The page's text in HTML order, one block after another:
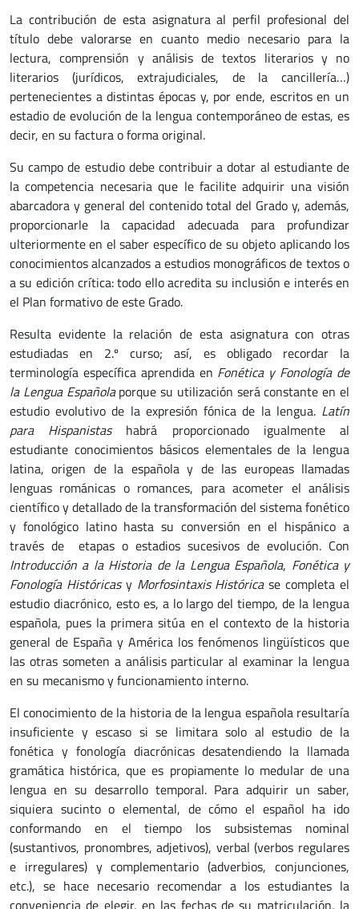
La contribución de esta asignatura al perfil profesional del
título debe valorarse en cuanto medio necesario para la
lectura, comprensión y análisis de textos literarios y no
literarios (jurídicos, extrajudiciales, de la cancillería…)
pertenecientes a distintas épocas y, por ende, escritos en un
estadio de evolución de la lengua contemporáneo de estas, es
decir, en su factura o forma original.
Su campo de estudio debe contribuir a dotar al estudiante de
la competencia necesaria que le facilite adquirir una visión
abarcadora y general del contenido total del Grado y, además,
proporcionarle la capacidad adecuada para profundizar
ulteriormente en el saber específico de su objeto aplicando los
conocimientos alcanzados a estudios monográficos de textos o
a su edición crítica: todo ello acredita su inclusión e interés en
el Plan formativo de este Grado.
Resulta evidente la relación de esta asignatura con otras
estudiadas en 2.º curso; así, es obligado recordar la
terminología específica aprendida en Fonética y Fonología de
la Lengua Españolaporque su utilización será constante en el
estudio evolutivo de la expresión fónica de la lengua. Latín
para Hispanistashabrá proporcionado igualmente al
estudiante conocimientos básicos elementales de la lengua
latina, origen de la española y de las europeas llamadas
lenguas románicas o romances, para acometer el análisis
científico y detallado de la transformación del sistema fonético
y fonológico latino hasta su conversión en el hispánico a
través de etapas o estadios sucesivos de evolución. Con
Introducción a la Historia de la Lengua Española, Fonética y
Fonología Históricasy Morfosintaxis Históricase completa el
estudio diacrónico, esto es, a lo largo del tiempo, de la lengua
española, pues la primera sitúa en el contexto de la historia
general de España y América los fenómenos lingüísticos que
las otras someten a análisis particular al examinar la lengua
en su mecanismo y funcionamiento interno.
El conocimiento de la historia de la lengua española resultaría
insuficiente y escaso si se limitara solo al estudio de la
fonética y fonología diacrónicas desatendiendo la llamada
gramática histórica, que es propiamente lo medular de una
lengua en su desarrollo temporal. Para adquirir un saber,
siquiera sucinto o elemental, de cómo el español ha ido
conformando en el tiempo los subsistemas nominal
(sustantivos, pronombres, adjetivos), verbal (verbos regulares
e irregulares) y complementario (adverbios, conjunciones,
etc.), se hace necesario recomendar a los estudiantes la
conveniencia de elegir, en las fechas de su matriculación, la